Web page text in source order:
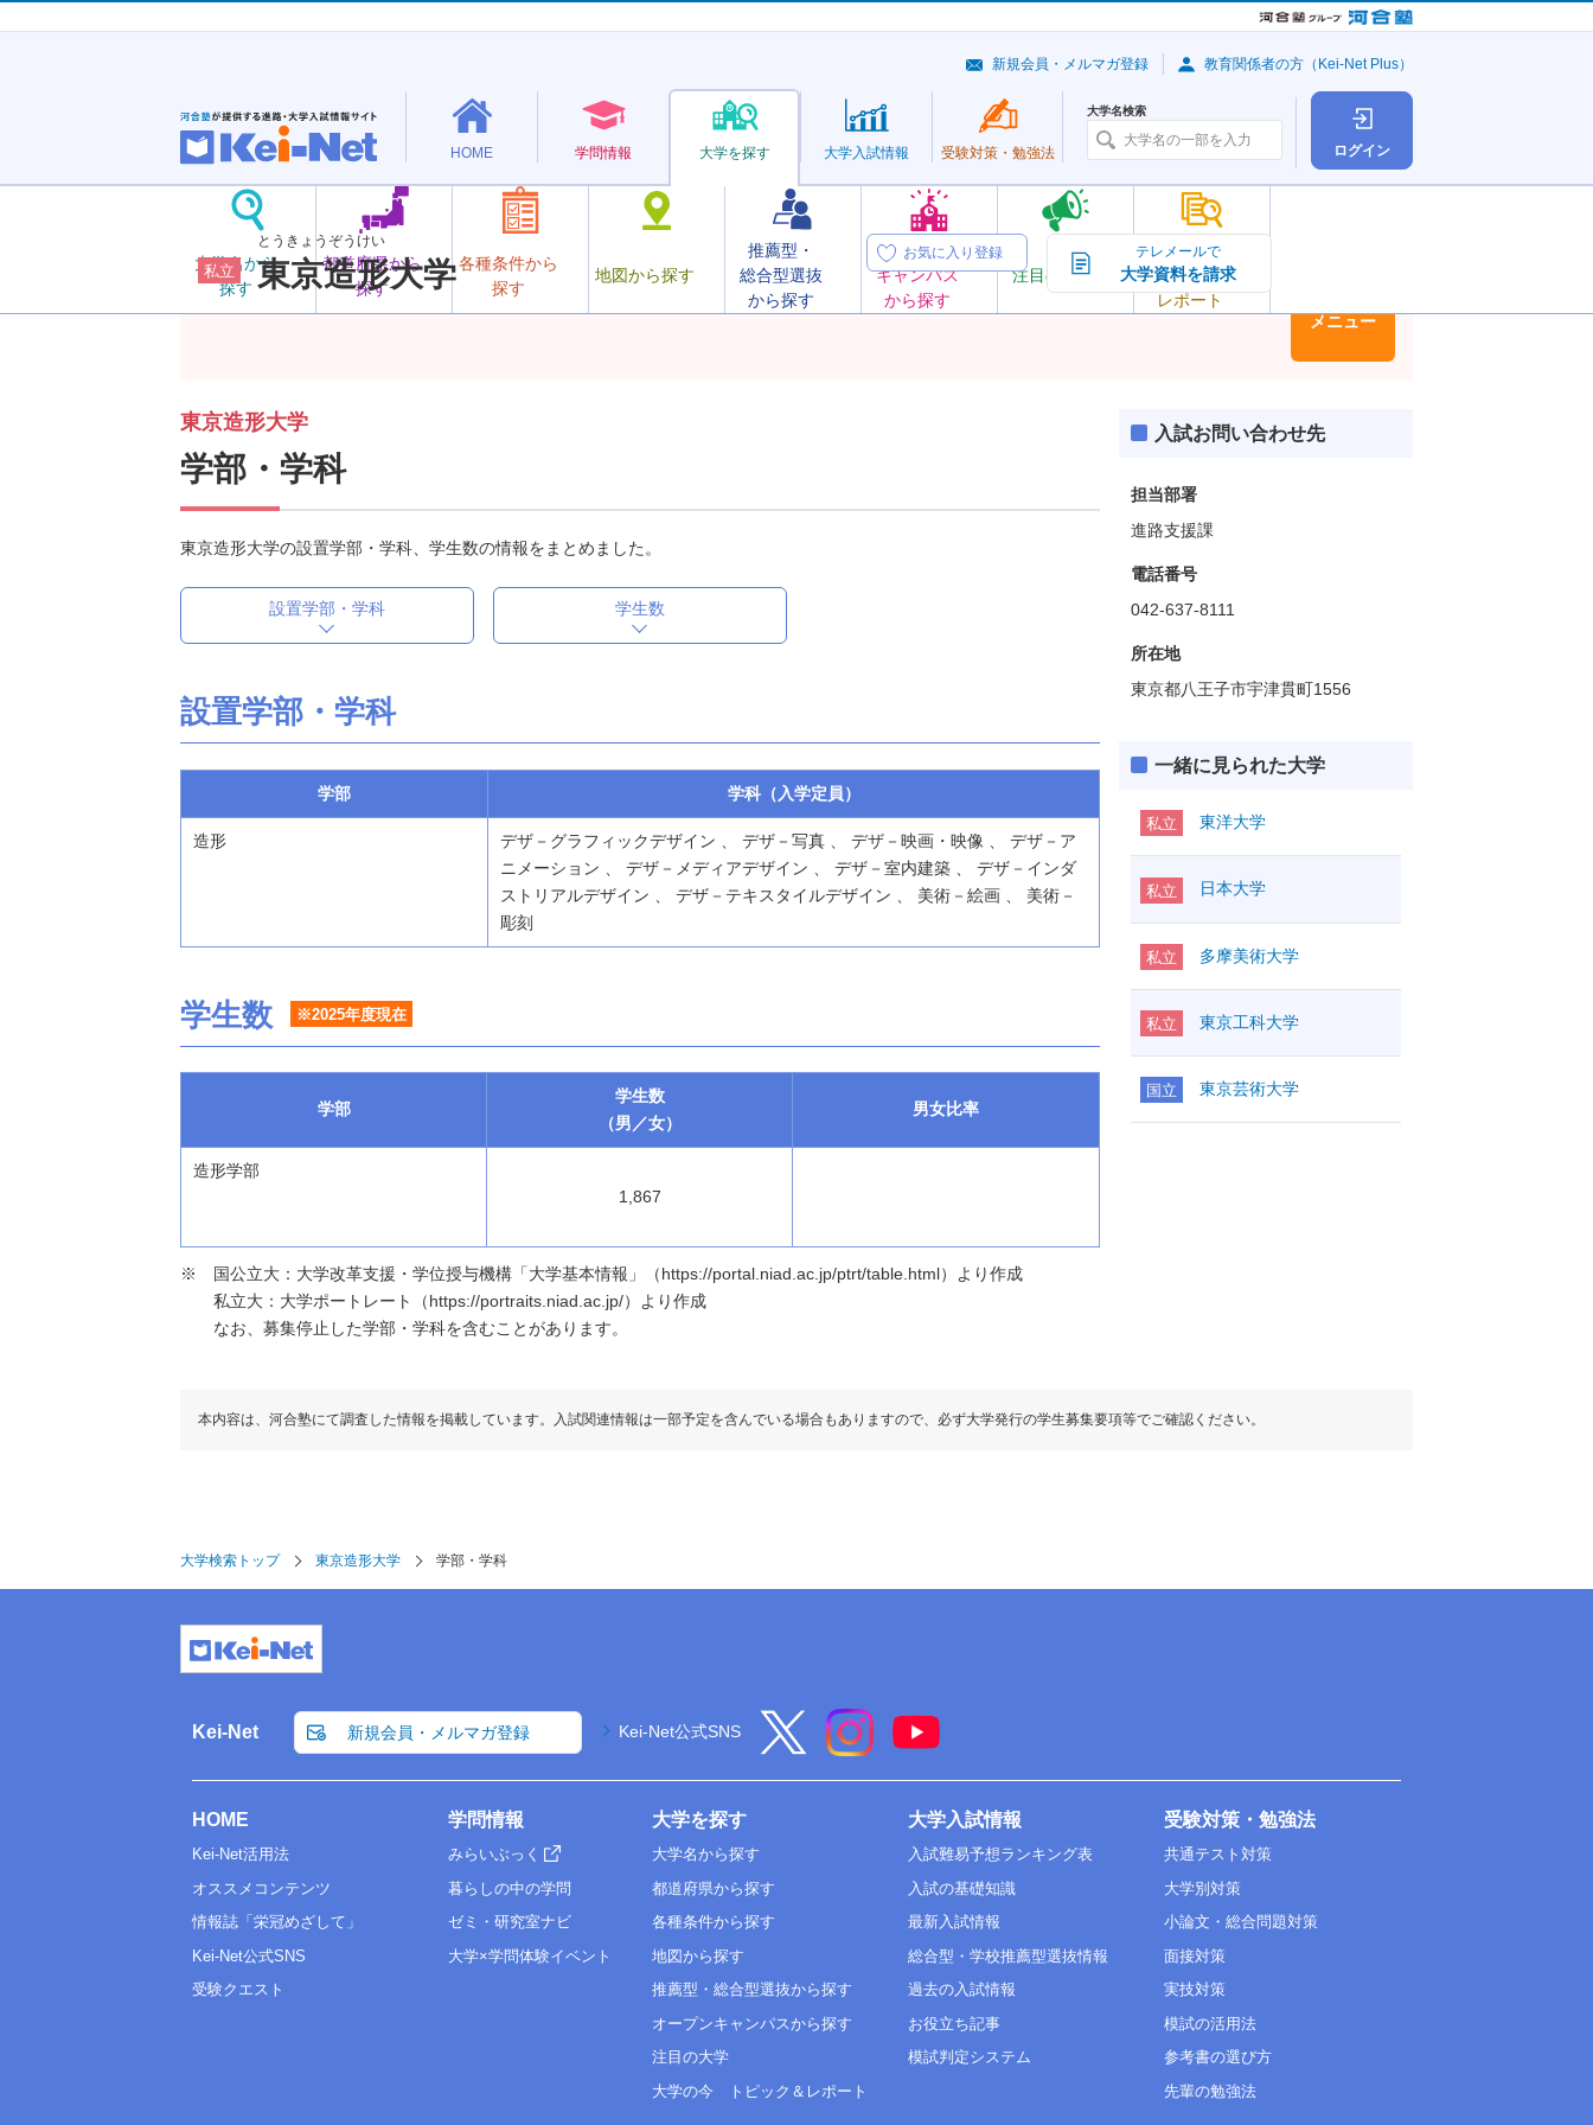
ログイン
HOME 学問情報 大学を探す
大学名から
探す
都道府県から
探す
各種条件から
探す
地図から探す
推薦型・
総合型選抜
から探す
オープン
キャンパス
から探す
注目の大学
大学の今
トピック＆
レポート
大学入試情報 受験対策・ 勉強法
大学名検索
新規会員・メルマガ登録 教育関係者の方（Kei-Net Plus）
私立
とうきょうぞうけい
東京造形大学
お気に入り登録 テレメールで
大学資料を請求
メニュー
東京造形大学
学部・学科
東京造形大学の設置学部・学科、学生数の情報をまとめました。
設置学部・学科 学生数
設置学部・学科
学部 学科（入学定員）
造形
デザ－グラフィックデザイン 、 デザ－写真 、 デザ－映画・映像 、 デザ－ア
ニメーション 、 デザ－メディアデザイン 、 デザ－室内建築 、 デザ－インダ
ストリアルデザイン 、 デザ－テキスタイルデザイン 、 美術－絵画 、 美術－
彫刻
学生数 ※2025年度現在
学部
学生数
（男／女）
男女比率
造形学部
1,867
国公立大：大学改革支援・学位授与機構「大学基本情報」（https://portal.niad.ac.jp/ptrt/table.html）より作成
私立大：大学ポートレート（https://portraits.niad.ac.jp/）より作成
なお、募集停止した学部・学科を含むことがあります。
入試お問い合わせ先
担当部署
進路支援課
電話番号
042-637-8111
所在地
東京都八王子市宇津貫町1556
一緒に見られた大学
私立 東洋大学
私立 日本大学
私立 多摩美術大学
私立 東京工科大学
国立 東京芸術大学
本内容は、河合塾にて調査した情報を掲載しています。入試関連情報は一部予定を含んでいる場合もありますので、必ず大学発行の学生募集要項等でご確認ください。
大学検索トップ 東京造形大学 学部・学科
Kei-Net 新規会員・メルマガ登録 Kei-Net公式SNS
HOME
Kei-Net活用法
オススメコンテンツ
情報誌「栄冠めざして」
Kei-Net公式SNS
受験クエスト
学問情報
みらいぶっく
暮らしの中の学問
ゼミ・研究室ナビ
大学×学問体験イベント
大学を探す
大学名から探す
都道府県から探す
各種条件から探す
地図から探す
推薦型・総合型選抜から探す
オープンキャンパスから探す
注目の大学
大学の今 トピック＆レポート
大学入試情報
入試難易予想ランキング表
入試の基礎知識
最新入試情報
総合型・学校推薦型選抜情報
過去の入試情報
お役立ち記事
模試判定システム
受験対策・勉強法
共通テスト対策
大学別対策
小論文・総合問題対策
面接対策
実技対策
模試の活用法
参考書の選び方
先輩の勉強法